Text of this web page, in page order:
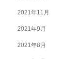
2021年11月
2021年9月
2021年8月